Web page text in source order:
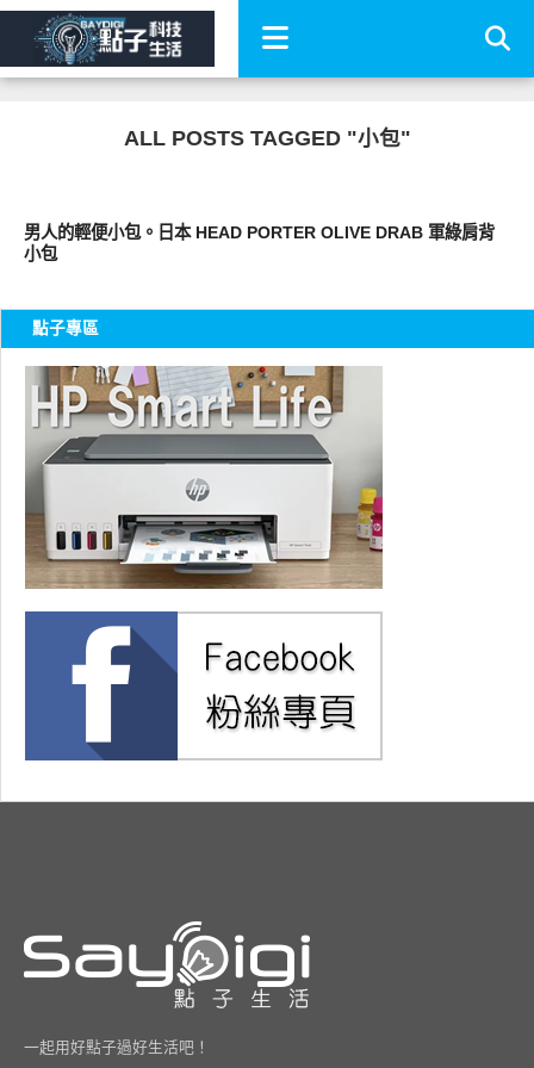
ALL POSTS TAGGED "小包"
男人的輕便小包。日本 HEAD PORTER OLIVE DRAB 軍綠肩背
小包
點子專區
一起用好點子過好生活吧！